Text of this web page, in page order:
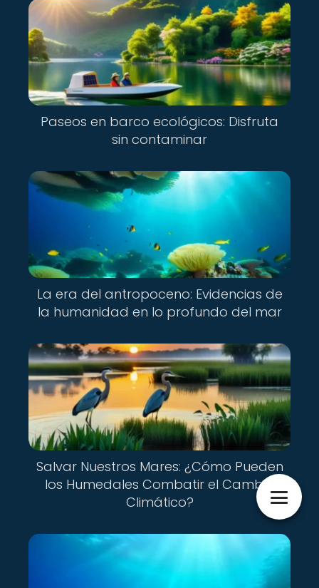
Paseos en barco ecológicos: Disfruta
sin contaminar
La era del antropoceno: Evidencias de
la humanidad en lo profundo del mar
Salvar Nuestros Mares: ¿Cómo Pueden
los Humedales Combatir el Cambio
Climático?